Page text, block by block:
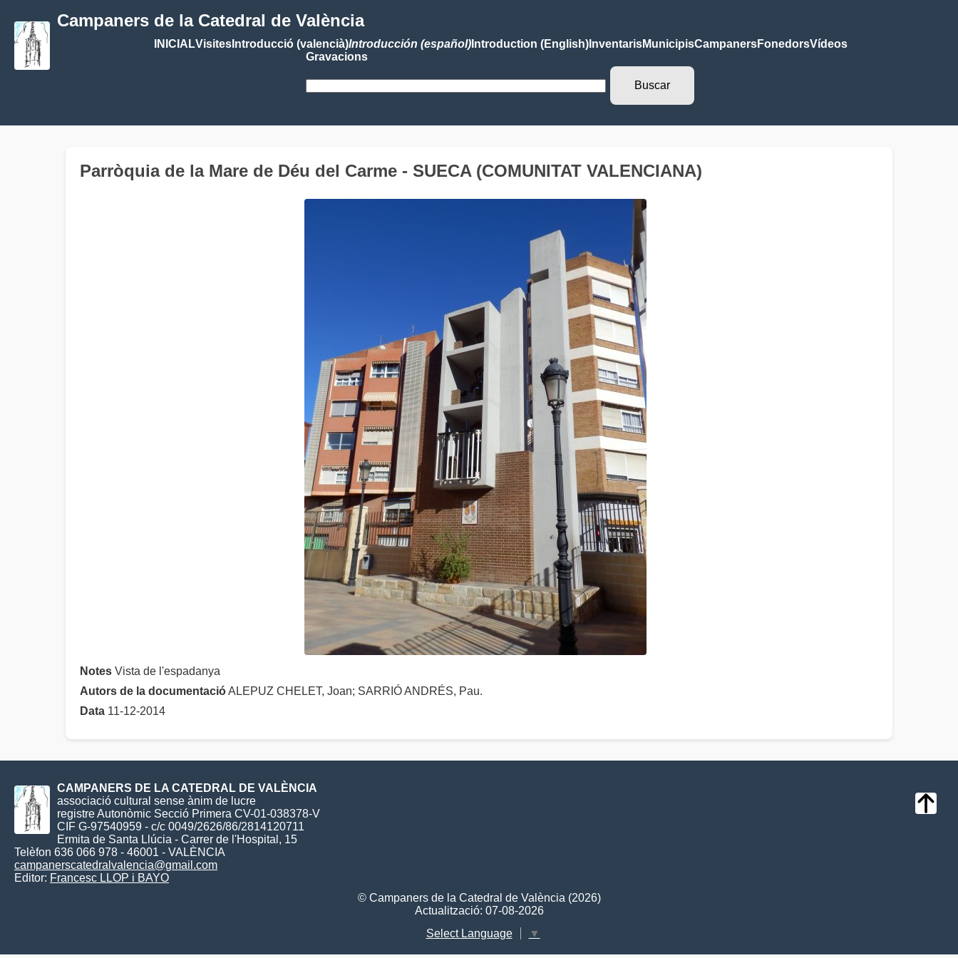
Campaners de la Catedral de València
INICIALVisitesIntroducció (valencià)Introducción (español)Introduction (English)InventarisMunicipisCampanersFonedorsVídeos
Gravacions
Parròquia de la Mare de Déu del Carme - SUECA (COMUNITAT VALENCIANA)
Notes Vista de l'espadanya
Autors de la documentacióALEPUZ CHELET, Joan; SARRIÓ ANDRÉS, Pau.
Data 11-12-2014
CAMPANERS DE LA CATEDRAL DE VALÈNCIA
associació cultural sense ànim de lucre
registre Autonòmic Secció Primera CV-01-038378-V
CIF G-97540959 - c/c 0049/2626/86/2814120711
Ermita de Santa Llúcia - Carrer de l'Hospital, 15
Telèfon 636 066 978 - 46001 - VALÈNCIA
campanerscatedralvalencia@gmail.com
Editor: Francesc LLOP i BAYO
© Campaners de la Catedral de València (2026)
Actualització: 07-08-2026
Select Language
▼